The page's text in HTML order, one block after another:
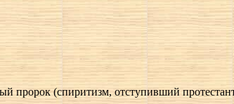
пророк (спиритизм, отступивший